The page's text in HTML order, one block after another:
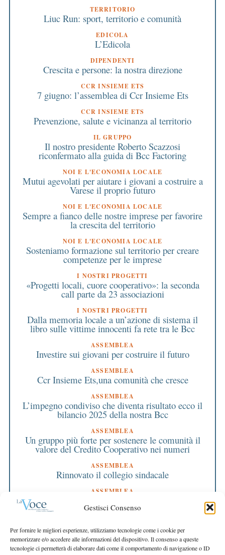
Gestisci Consenso
Per fornire le migliori esperienze, utilizziamo tecnologie come i cookie per
memorizzare e/o accedere alle informazioni del dispositivo. Il consenso a queste
tecnologie ci permetterà di elaborare dati come il comportamento di navigazione o ID
TERRITORIO
Liuc Run: sport, territorio e comunità
EDICOLA
L’Edicola
DIPENDENTI
Crescita e persone: la nostra direzione
CCR INSIEME ETS
7 giugno: l’assemblea di Ccr Insieme Ets
CCR INSIEME ETS
Prevenzione, salute e vicinanza al territorio
IL GRUPPO
Il nostro presidente Roberto Scazzosi
riconfermato alla guida di Bcc Factoring
NOI E L'ECONOMIA LOCALE
Mutui agevolati per aiutare i giovani a costruire a
Varese il proprio futuro
NOI E L'ECONOMIA LOCALE
Sempre a fianco delle nostre imprese per favorire
la crescita del territorio
NOI E L'ECONOMIA LOCALE
Sosteniamo formazione sul territorio per creare
competenze per le imprese
I NOSTRI PROGETTI
«Progetti locali, cuore cooperativo»: la seconda
call parte da 23 associazioni
I NOSTRI PROGETTI
Dalla memoria locale a un’azione di sistema il
libro sulle vittime innocenti fa rete tra le Bcc
ASSEMBLEA
Investire sui giovani per costruire il futuro
ASSEMBLEA
Ccr Insieme Ets,una comunità che cresce
ASSEMBLEA
L’impegno condiviso che diventa risultato ecco il
bilancio 2025 della nostra Bcc
ASSEMBLEA
Un gruppo più forte per sostenere le comunità il
valore del Credito Cooperativo nei numeri
ASSEMBLEA
Rinnovato il collegio sindacale
ASSEMBLEA
Bilancio approvato all’unanimità e 2 milioni
destinati al territorio
EDITORIALE DIRETTORE
Crescere restando riconoscibili
EDITORIALE PRESIDENTE